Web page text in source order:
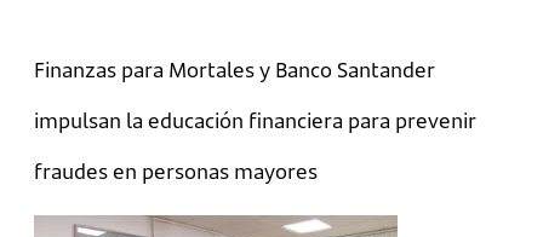
Finanzas para Mortales y Banco Santander
impulsan la educación financiera para prevenir
fraudes en personas mayores